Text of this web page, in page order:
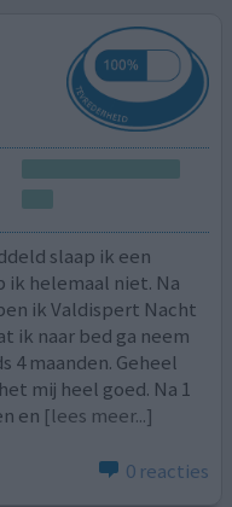
slaap ik een
ik helemaal niet. Na
ik Valdispert Nacht
ik naar bed ga neem
4 maanden. Geheel
mij heel goed. Na 1
en [lees meer...]
0 reacties